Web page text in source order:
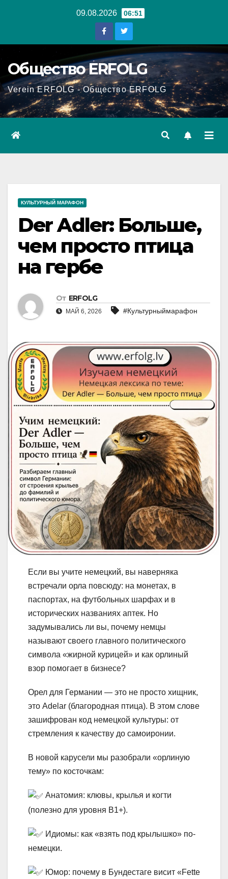
09.08.2026 06:51
Общество ERFOLG
Verein ERFOLG - Общество ERFOLG
КУЛЬТУРНЫЙ МАРАФОН
Der Adler: Больше,
чем просто птица
на гербе
От ERFOLG
МАЙ 6, 2026 #Культурныймарафон
Если вы учите немецкий, вы наверняка
встречали орла повсюду: на монетах, в
паспортах, на футбольных шарфах и в
исторических названиях аптек. Но
задумывались ли вы, почему немцы
называют своего главного политического
символа «жирной курицей» и как орлиный
взор помогает в бизнесе?
Орел для Германии — это не просто хищник,
это Adelar (благородная птица). В этом слове
зашифрован код немецкой культуры: от
стремления к качеству до самоиронии.
В новой карусели мы разобрали «орлиную
тему» по косточкам:
Анатомия: клювы, крылья и когти
(полезно для уровня B1+).
Идиомы: как «взять под крылышко» по-
немецки.
Юмор: почему в Бундестаге висит «Fette